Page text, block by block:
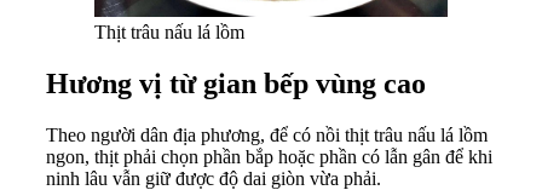
Thịt trâu nấu lá lồm
Hương vị từ gian bếp vùng cao
Theo người dân địa phương, để có nồi thịt trâu nấu lá lồm
ngon, thịt phải chọn phần bắp hoặc phần có lẫn gân để khi
ninh lâu vẫn giữ được độ dai giòn vừa phải.